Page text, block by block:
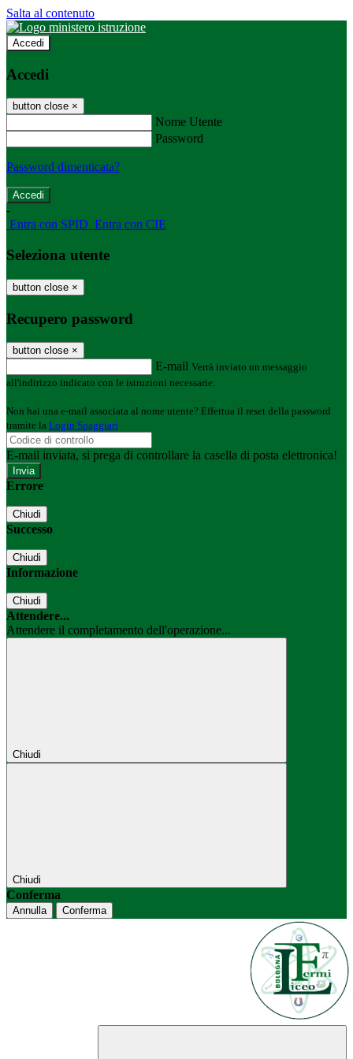
Salta al contenuto
Accedi
Accedi
button close ×
Nome Utente
Password
Password dimenticata?
-
Entra con SPID Entra con CIE
Seleziona utente
button close ×
Recupero password
button close ×
E-mail Verrà inviato un messaggio
all'indirizzo indicato con le istruzioni necessarie.
Non hai una e-mail associata al nome utente? Effettua il reset della password
tramite la Login Spaggiari
E-mail inviata, si prega di controllare la casella di posta elettronica!
Errore
Chiudi
Successo
Chiudi
Informazione
Chiudi
Attendere...
Attendere il completamento dell'operazione...
Chiudi
Chiudi
Conferma
Annulla Conferma